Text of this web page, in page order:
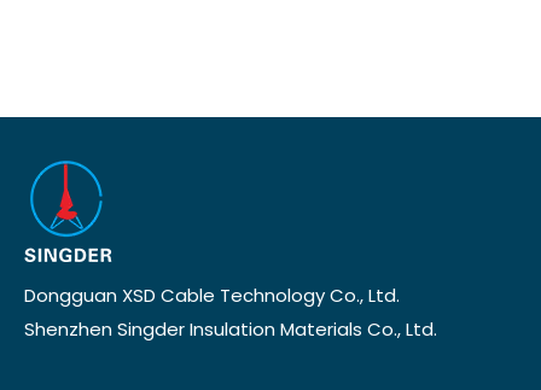
Dongguan XSD Cable Technology Co., Ltd.
Shenzhen Singder Insulation Materials Co., Ltd.